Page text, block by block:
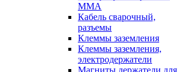
ММА
Кабель сварочный,
разъемы
Клеммы заземления
Клеммы заземления,
электродержатели
Магниты держатели для